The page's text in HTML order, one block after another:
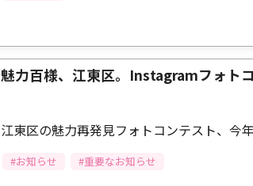
魅力百様、江東区。Instagramフォト
江東区の魅力再発見フォトコンテスト、今
#お知らせ #重要なお知らせ